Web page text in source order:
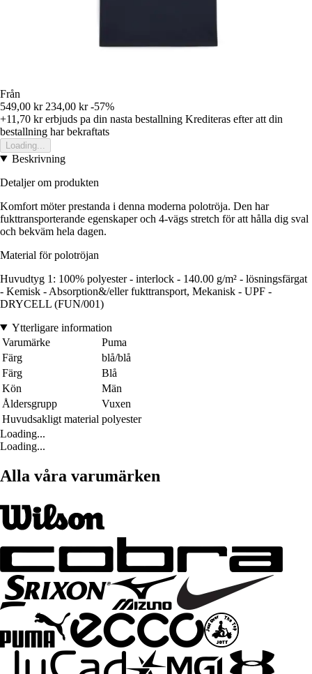
Från
549,00 kr 234,00 kr -57%
+11,70 krerbjuds pa din nasta bestallning Krediteras efter att din
bestallning har bekraftats
Loading...
Beskrivning
Detaljer om produkten
Komfort möter prestanda i denna moderna polotröja. Den har
fukttransporterande egenskaper och 4-vägs stretch för att hålla dig sval
och bekväm hela dagen.
Material för polotröjan
Huvudtyg 1: 100% polyester - interlock - 140.00 g/m² - lösningsfärgat
- Kemisk - Absorption&/eller fukttransport, Mekanisk - UPF -
DRYCELL (FUN/001)
Ytterligare information
Varumärke
Puma
Färg
blå/blå
Färg
Blå
Kön
Män
Åldersgrupp
Vuxen
Huvudsakligt material polyester
Loading...
Loading...
Alla våra varumärken